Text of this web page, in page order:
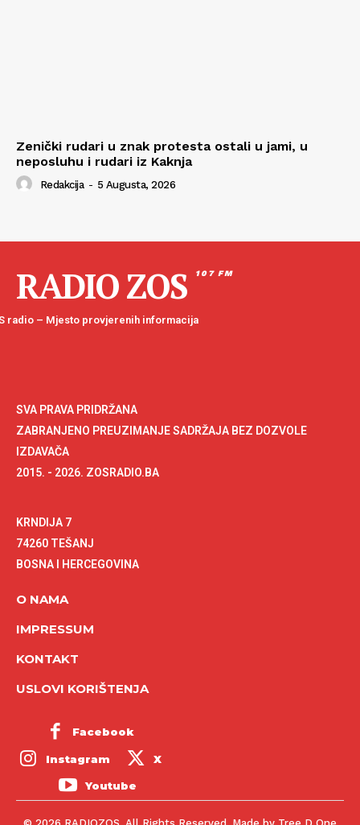
Zenički rudari u znak protesta ostali u jami, u
neposluhu i rudari iz Kaknja
Redakcija - 5 Augusta, 2026
RADIO ZOS 107 FM
radio – Mjesto provjerenih informacija
SVA PRAVA PRIDRŽANA
ZABRANJENO PREUZIMANJE SADRŽAJA BEZ DOZVOLE
IZDAVAČA
2015. - 2026. ZOSRADIO.BA
KRNDIJA 7
74260 TEŠANJ
BOSNA I HERCEGOVINA
O NAMA
IMPRESSUM
KONTAKT
USLOVI KORIŠTENJA
Facebook
Instagram X
Youtube